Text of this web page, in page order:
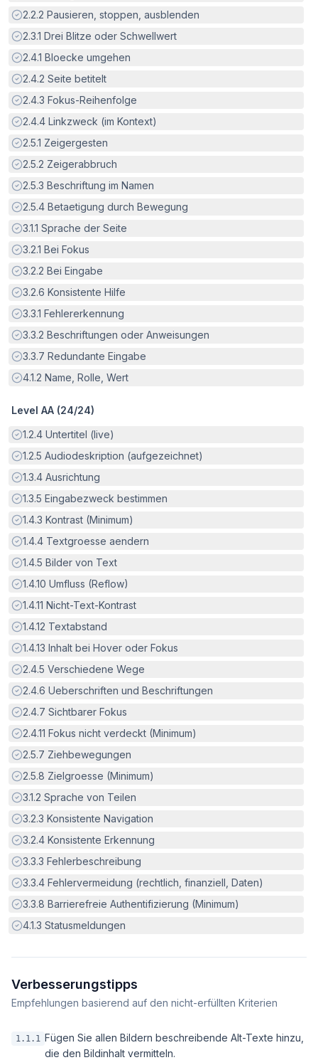
Erfüllt:
2.2.2 Pausieren, stoppen, ausblenden
Erfüllt:
2.3.1 Drei Blitze oder Schwellwert
Erfüllt:
2.4.1 Bloecke umgehen
Erfüllt:
2.4.2 Seite betitelt
Erfüllt:
2.4.3 Fokus-Reihenfolge
Erfüllt:
2.4.4 Linkzweck (im Kontext)
Erfüllt:
2.5.1 Zeigergesten
Erfüllt:
2.5.2 Zeigerabbruch
Erfüllt:
2.5.3 Beschriftung im Namen
Erfüllt:
2.5.4 Betaetigung durch Bewegung
Erfüllt:
3.1.1 Sprache der Seite
Erfüllt:
3.2.1 Bei Fokus
Erfüllt:
3.2.2 Bei Eingabe
Erfüllt:
3.2.6 Konsistente Hilfe
Erfüllt:
3.3.1 Fehlererkennung
Erfüllt:
3.3.2 Beschriftungen oder Anweisungen
Erfüllt:
3.3.7 Redundante Eingabe
Erfüllt:
4.1.2 Name, Rolle, Wert
Level AA (24/24)
Erfüllt:
1.2.4 Untertitel (live)
Erfüllt:
1.2.5 Audiodeskription (aufgezeichnet)
Erfüllt:
1.3.4 Ausrichtung
Erfüllt:
1.3.5 Eingabezweck bestimmen
Erfüllt:
1.4.3 Kontrast (Minimum)
Erfüllt:
1.4.4 Textgroesse aendern
Erfüllt:
1.4.5 Bilder von Text
Erfüllt:
1.4.10 Umfluss (Reflow)
Erfüllt:
1.4.11 Nicht-Text-Kontrast
Erfüllt:
1.4.12 Textabstand
Erfüllt:
1.4.13 Inhalt bei Hover oder Fokus
Erfüllt:
2.4.5 Verschiedene Wege
Erfüllt:
2.4.6 Ueberschriften und Beschriftungen
Erfüllt:
2.4.7 Sichtbarer Fokus
Erfüllt:
2.4.11 Fokus nicht verdeckt (Minimum)
Erfüllt:
2.5.7 Ziehbewegungen
Erfüllt:
2.5.8 Zielgroesse (Minimum)
Erfüllt:
3.1.2 Sprache von Teilen
Erfüllt:
3.2.3 Konsistente Navigation
Erfüllt:
3.2.4 Konsistente Erkennung
Erfüllt:
3.3.3 Fehlerbeschreibung
Erfüllt:
3.3.4 Fehlervermeidung (rechtlich, finanziell, Daten)
Erfüllt:
3.3.8 Barrierefreie Authentifizierung (Minimum)
Erfüllt:
4.1.3 Statusmeldungen
Verbesserungstipps
Empfehlungen basierend auf den nicht-erfüllten Kriterien
1.1.1 Fügen Sie allen Bildern beschreibende Alt-Texte hinzu,
die den Bildinhalt vermitteln.